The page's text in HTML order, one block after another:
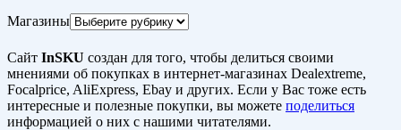
Магазины
Сайт InSKU создан для того, чтобы делиться своими
мнениями об покупках в интернет-магазинах Dealextreme,
Focalprice, AliExpress, Ebay и других. Если у Вас тоже есть
интересные и полезные покупки, вы можете поделиться
информацией о них с нашими читателями.